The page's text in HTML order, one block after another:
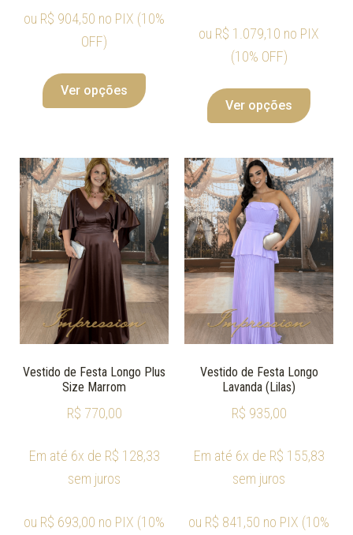
ou R$ 904,50 no PIX (10%
OFF)
Ver opções
ou R$ 1.079,10 no PIX
(10% OFF)
Ver opções
Vestido de Festa Longo Plus
Size Marrom
R$ 770,00
Em até 6x de R$ 128,33
sem juros
ou R$ 693,00 no PIX (10%
Vestido de Festa Longo
Lavanda (Lilas)
R$ 935,00
Em até 6x de R$ 155,83
sem juros
ou R$ 841,50 no PIX (10%